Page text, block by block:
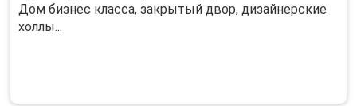
Дом бизнес класса, закрытый двор, дизайнерские
холлы...